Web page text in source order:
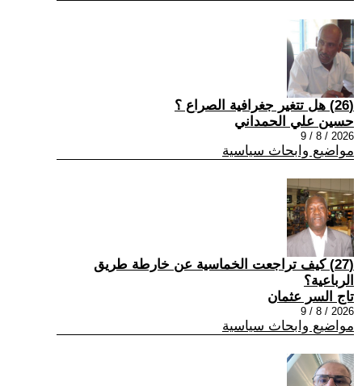
(26) هل تتغير جغرافية الصراع ؟
حسين علي الحمداني
2026 / 8 / 9
مواضيع وابحاث سياسية
(27) كيف تراجعت الخماسية عن خارطة طريق
الرباعية؟
تاج السر عثمان
2026 / 8 / 9
مواضيع وابحاث سياسية